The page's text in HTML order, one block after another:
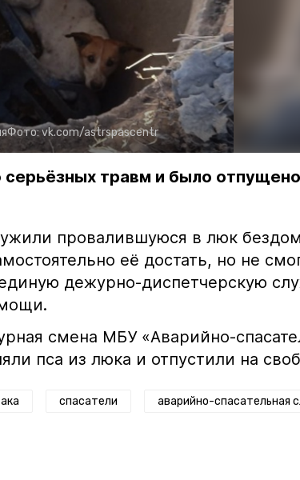
Фото:vk.com/astrspascentr
травм и было
провалившуюся в люк
её достать, но не
дежурно-диспетчерскую
смена МБУ «Аварийно-
пса из люка и отпустили на
спасатели аварийно-спасательная